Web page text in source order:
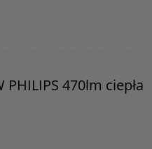
PHILIPS 470lm ciepła